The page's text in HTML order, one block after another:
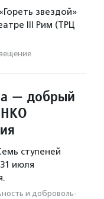
звездой»
III Рим (ТРЦ
— добрый
НКО
ступеней
июля
и доброволь­